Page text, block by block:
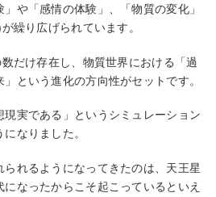
や「感情の体験」、「物質の変化」
繰り広げられています。
だけ存在し、物質世界における「過
という進化の方向性がセットです。
実である」というシミュレーション
なりました。
られるようになってきたのは、天王星
なったからこそ起こっているといえ